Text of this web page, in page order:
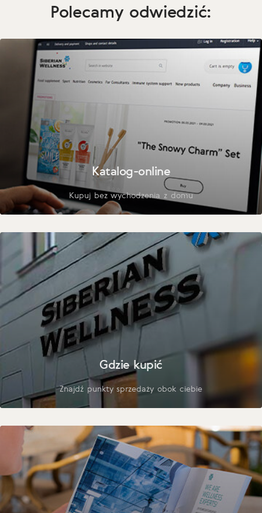
Polecamy odwiedzić:
Katalog-online
Kupuj bez wychodzenia z domu
Gdzie kupić
Znajdź punkty sprzedaży obok ciebie